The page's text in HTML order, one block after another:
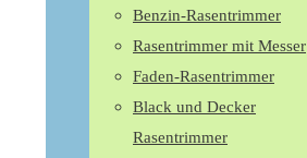
Benzin-Rasentrimmer
Rasentrimmer mit Messer
Faden-Rasentrimmer
Black und Decker
Rasentrimmer